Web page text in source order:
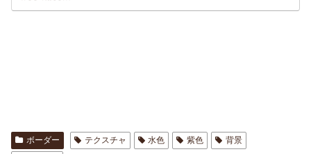
ボーダー テクスチャ 水色 紫色
背景